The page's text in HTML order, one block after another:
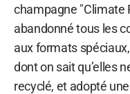
champagne "Climate
abandonné tous les
aux formats
dont on sait qu’elles
recyclé, et adopté